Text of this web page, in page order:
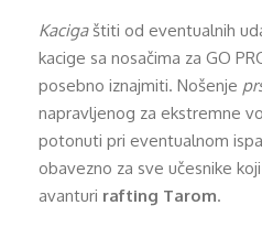
Kacigaštiti od eventualnih
kacige sa nosačima za GO
posebno iznajmiti. Nošenje
napravljenog za ekstremne
potonuti pri eventualnom
obavezno za sve učesnike
avanturi rafting Tarom.